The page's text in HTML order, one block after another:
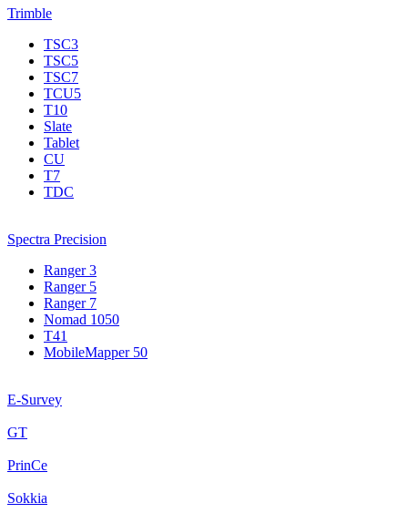
Trimble
TSC3
TSC5
TSC7
TCU5
T10
Slate
Tablet
CU
T7
TDC
Spectra Precision
Ranger 3
Ranger 5
Ranger 7
Nomad 1050
T41
MobileMapper 50
E-Survey
GT
PrinCe
Sokkia